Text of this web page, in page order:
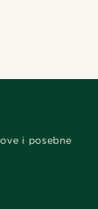
i posebne